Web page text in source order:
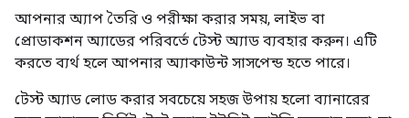
আপনার অ্যাপ তৈরি ও পরীক্ষা করার সময়, লাইভ বা
প্রোডাকশন অ্যাডের পরিবর্তে টেস্ট অ্যাড ব্যবহার করুন। এটি
করতে ব্যর্থ হলে আপনার অ্যাকাউন্ট সাসপেন্ড হতে পারে।
টেস্ট অ্যাড লোড করার সবচেয়ে সহজ উপায় হলো ব্যানারের